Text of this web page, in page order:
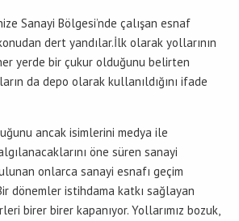
Sanayi Bölgesi’nde çalışan esnaf
dert yandılar.İlk olarak yollarının
yerde bir çukur olduğunu belirten
da depo olarak kullanıldığını ifade
ancak isimlerini medya ile
öne süren sanayi
onlarca sanayi esnafı geçim
dönemler istihdama katkı sağlayan
birer birer kapanıyor. Yollarımız bozuk,